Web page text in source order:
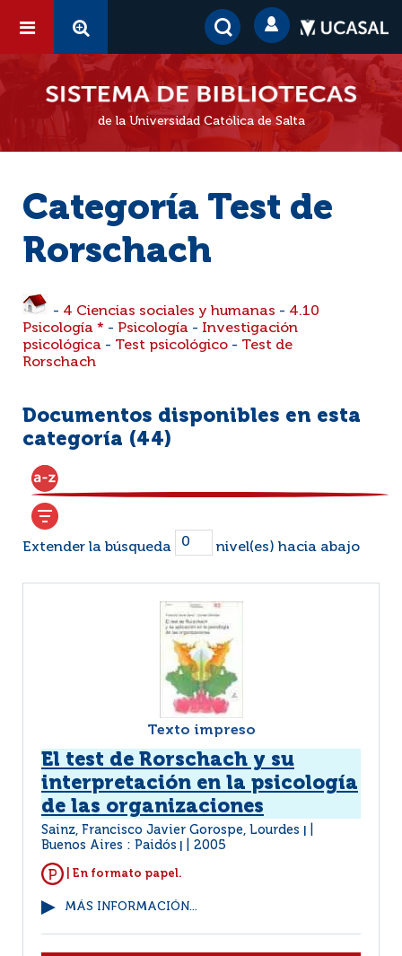
de la Universidad Católica de Salta
Categoría Test de
Rorschach
- 4 Ciencias sociales y humanas - 4.10
Psicología * - Psicología - Investigación
psicológica - Test psicológico - Test de
Rorschach
Documentos disponibles en esta
categoría (44)
Extender la búsqueda nivel(es) hacia abajo
Texto impreso
El test de Rorschach y su
interpretación en la psicología
de las organizaciones
Sainz, Francisco Javier Gorospe, Lourdes
Buenos Aires : Paidós 2005
| En formato papel.
MÁS INFORMACIÓN...